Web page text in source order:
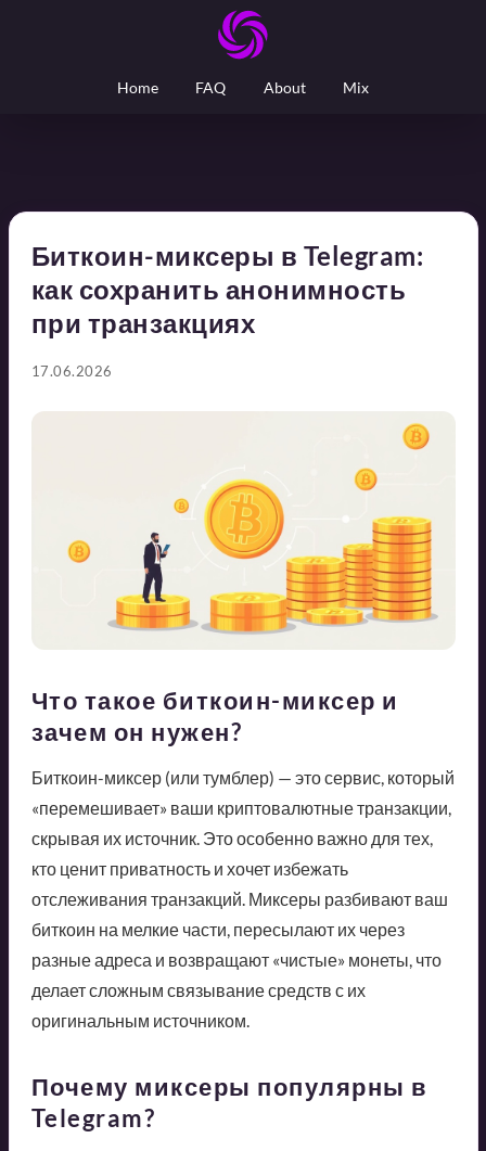
Home FAQ About Mix
Биткоин-миксеры в Telegram:
как сохранить анонимность
при транзакциях
17.06.2026
Что такое биткоин-миксер и
зачем он нужен?
Биткоин-миксер (или тумблер) — это сервис, который
«перемешивает» ваши криптовалютные транзакции,
скрывая их источник. Это особенно важно для тех,
кто ценит приватность и хочет избежать
отслеживания транзакций. Миксеры разбивают ваш
биткоин на мелкие части, пересылают их через
разные адреса и возвращают «чистые» монеты, что
делает сложным связывание средств с их
оригинальным источником.
Почему миксеры популярны в
Telegram?